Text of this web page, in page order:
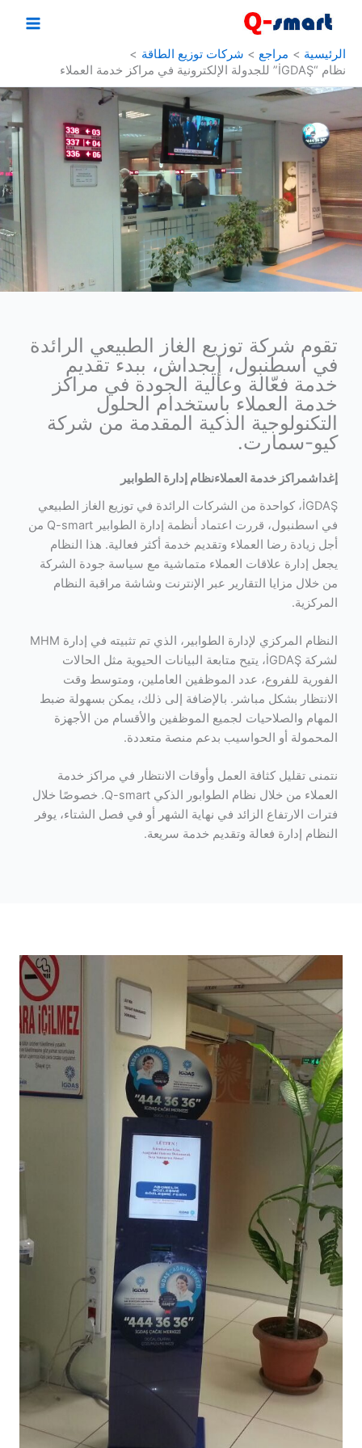
المحتوىالرئيسية مراجع
شركات توزيع الطاقة
نظام “İGDAŞ” للجدولة الإلكترونية في مراكز خدمة العملاء
تقوم شركة توزيع الغاز الطبيعي الرائدة
في اسطنبول، إيجداش، ببدء تقديم
خدمة فعّالة وعالية الجودة في مراكز
خدمة العملاء باستخدام الحلول
التكنولوجية الذكية المقدمة من شركة
كيو-سمارت.
إغداشمراكز خدمة العملاءنظام إدارة الطوابير
İGDAŞ، كواحدة من الشركات الرائدة في توزيع الغاز الطبيعي
في اسطنبول، قررت اعتماد أنظمة إدارة الطوابير Q-smart من
أجل زيادة رضا العملاء وتقديم خدمة أكثر فعالية. هذا النظام
يجعل إدارة علاقات العملاء متماشية مع سياسة جودة الشركة
من خلال مزايا التقارير عبر الإنترنت وشاشة مراقبة النظام
المركزية.
النظام المركزي لإدارة الطوابير، الذي تم تثبيته في إدارة MHM
لشركة İGDAŞ، يتيح متابعة البيانات الحيوية مثل الحالات
الفورية للفروع، عدد الموظفين العاملين، ومتوسط وقت
الانتظار بشكل مباشر. بالإضافة إلى ذلك، يمكن بسهولة ضبط
المهام والصلاحيات لجميع الموظفين والأقسام من الأجهزة
المحمولة أو الحواسيب بدعم منصة متعددة.
نتمنى تقليل كثافة العمل وأوقات الانتظار في مراكز خدمة
العملاء من خلال نظام الطوابور الذكي Q-smart. خصوصًا خلال
فترات الارتفاع الزائد في نهاية الشهر أو في فصل الشتاء، يوفر
النظام إدارة فعالة وتقديم خدمة سريعة.